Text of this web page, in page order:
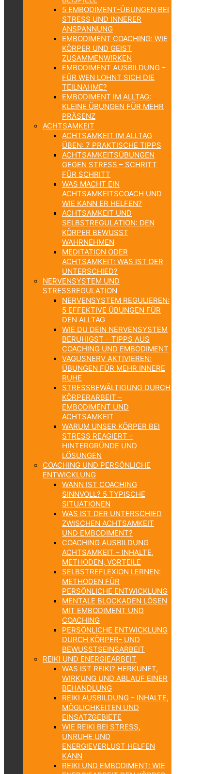
5 EMBODIMENT-ÜBUNGEN BEI
STRESS UND INNERER
ANSPANNUNG
EMBODIMENT COACHING: WIE
KÖRPER UND GEIST
ZUSAMMENWIRKEN
EMBODIMENT AUSBILDUNG –
FÜR WEN LOHNT SICH DIE
TEILNAHME?
EMBODIMENT IM ALLTAG:
KLEINE ÜBUNGEN FÜR MEHR
PRÄSENZ
ACHTSAMKEIT
ACHTSAMKEIT IM ALLTAG
ÜBEN: 7 PRAKTISCHE TIPPS
ACHTSAMKEITSÜBUNGEN
GEGEN STRESS – SCHRITT
FÜR SCHRITT
WAS MACHT EIN
ACHTSAMKEITSCOACH UND
WIE KANN ER HELFEN?
ACHTSAMKEIT UND
SELBSTREGULATION: DEN
KÖRPER BEWUSST
WAHRNEHMEN
MEDITATION ODER
ACHTSAMKEIT: WAS IST DER
UNTERSCHIED?
NERVENSYSTEM UND
STRESSREGULATION
NERVENSYSTEM REGULIEREN:
5 EFFEKTIVE ÜBUNGEN FÜR
DEN ALLTAG
WIE DU DEIN NERVENSYSTEM
BERUHIGST – TIPPS AUS
COACHING UND EMBODIMENT
VAGUSNERV AKTIVIEREN:
ÜBUNGEN FÜR MEHR INNERE
RUHE
STRESSBEWÄLTIGUNG DURCH
KÖRPERARBEIT –
EMBODIMENT UND
ACHTSAMKEIT
WARUM UNSER KÖRPER BEI
STRESS REAGIERT –
HINTERGRÜNDE UND
LÖSUNGEN
COACHING UND PERSÖNLICHE
ENTWICKLUNG
WANN IST COACHING
SINNVOLL? 5 TYPISCHE
SITUATIONEN
WAS IST DER UNTERSCHIED
ZWISCHEN ACHTSAMKEIT
UND EMBODIMENT?
COACHING AUSBILDUNG
ACHTSAMKEIT – INHALTE,
METHODEN, VORTEILE
SELBSTREFLEXION LERNEN:
METHODEN FÜR
PERSÖNLICHE ENTWICKLUNG
MENTALE BLOCKADEN LÖSEN
MIT EMBODIMENT UND
COACHING
PERSÖNLICHE ENTWICKLUNG
DURCH KÖRPER- UND
BEWUSSTSEINSARBEIT
REIKI UND ENERGIEARBEIT
WAS IST REIKI? HERKUNFT,
WIRKUNG UND ABLAUF EINER
BEHANDLUNG
REIKI AUSBILDUNG – INHALTE,
MÖGLICHKEITEN UND
EINSATZGEBIETE
WIE REIKI BEI STRESS,
UNRUHE UND
ENERGIEVERLUST HELFEN
KANN
REIKI UND EMBODIMENT: WIE